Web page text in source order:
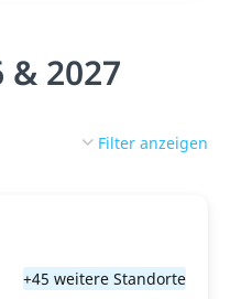
2027
Filter anzeigen
+45 weitere Standorte